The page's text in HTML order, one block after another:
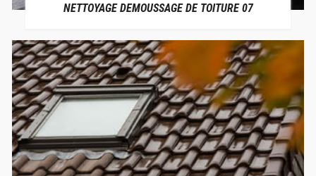
NETTOYAGE DEMOUSSAGE DE TOITURE 07